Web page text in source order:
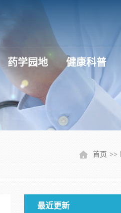
药学园地 健康科普
首页 >>
最近更新